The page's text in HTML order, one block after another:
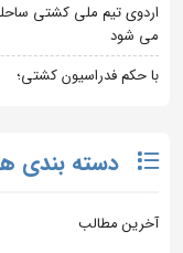
می شود
با حکم فدراسیون کشتی؛
دسته بندی
آخرین مطالب